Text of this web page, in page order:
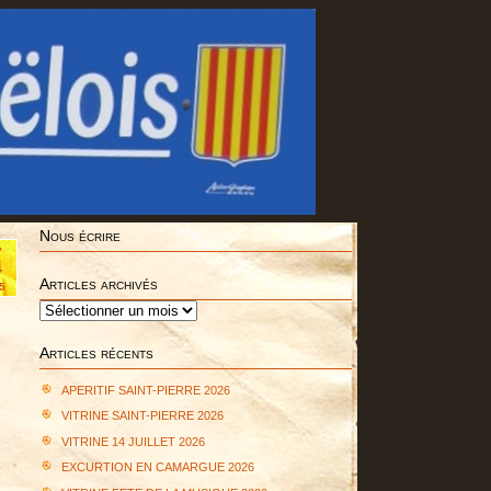
Nous écrire
Articles archivés
Articles
Articles récents
APERITIF SAINT-PIERRE 2026
VITRINE SAINT-PIERRE 2026
VITRINE 14 JUILLET 2026
EXCURTION EN CAMARGUE 2026